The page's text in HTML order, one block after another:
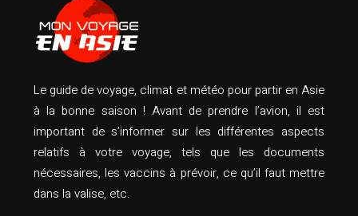
Le guide de voyage, climat et météo pour partir en Asie
à la bonne saison ! Avant de prendre l’avion, il est
important de s’informer sur les différentes aspects
relatifs à votre voyage, tels que les documents
nécessaires, les vaccins à prévoir, ce qu’il faut mettre
dans la valise, etc.